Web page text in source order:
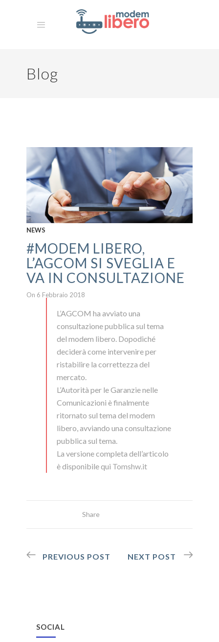
ARCHIVIO
CONTATTI
Blog
NEWS
#MODEM LIBERO,
L’AGCOM SI SVEGLIA E
VA IN CONSULTAZIONE
On 6 Febbraio 2018
L’AGCOM ha avviato una
consultazione pubblica sul tema
del modem libero. Dopodiché
deciderà come intervenire per
ristabilire la correttezza del
mercato.
L’Autorità per le Garanzie nelle
Comunicazioni è finalmente
ritornato sul tema del modem
libero, avviando una consultazione
pubblica sul tema.
La versione completa dell’articolo
è disponibile qui Tomshw.it
Share
PREVIOUS POST NEXT POST
SOCIAL